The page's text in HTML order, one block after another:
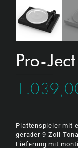
Pro-
Plattenspieler mit
gerader 9-Zoll-
Lieferung mit